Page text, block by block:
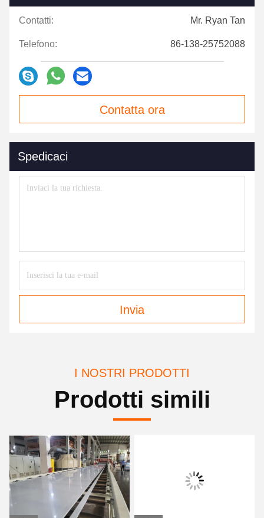
Contatti: Mr. Ryan Tan
Telefono: 86-138-25752088
Contatta ora
Spedicaci
Invia
I NOSTRI PRODOTTI
Prodotti simili